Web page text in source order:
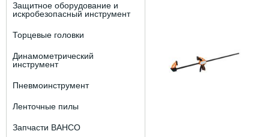
Защитное оборудование и
искробезопасный инструмент
Торцевые головки
Динамометрический
инструмент
Пневмоинструмент
Ленточные пилы
Запчасти BAHCO